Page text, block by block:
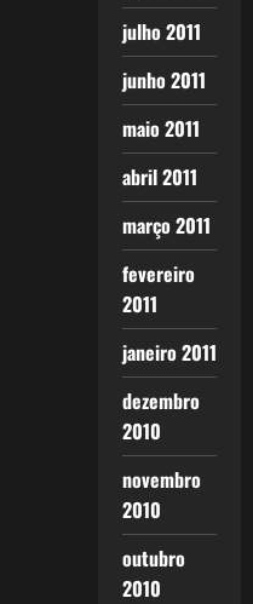
julho 2011
junho 2011
maio 2011
abril 2011
março 2011
fevereiro
2011
janeiro 2011
dezembro
2010
novembro
2010
outubro
2010